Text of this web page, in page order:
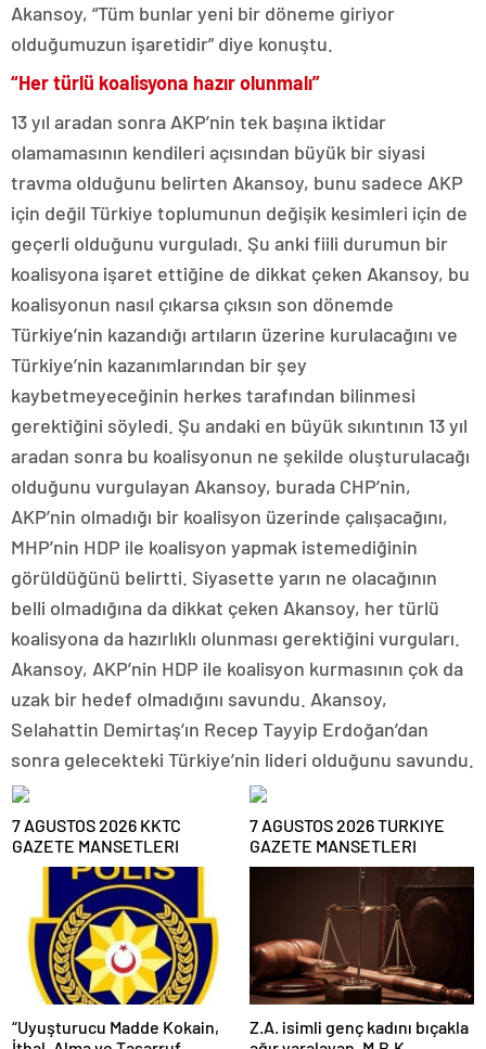
Akansoy, “Tüm bunlar yeni bir döneme giriyor
olduğumuzun işaretidir” diye konuştu.
“Her türlü koalisyona hazır olunmalı”
13 yıl aradan sonra AKP’nin tek başına iktidar
olamamasının kendileri açısından büyük bir siyasi
travma olduğunu belirten Akansoy, bunu sadece AKP
için değil Türkiye toplumunun değişik kesimleri için de
geçerli olduğunu vurguladı. Şu anki fiili durumun bir
koalisyona işaret ettiğine de dikkat çeken Akansoy, bu
koalisyonun nasıl çıkarsa çıksın son dönemde
Türkiye’nin kazandığı artıların üzerine kurulacağını ve
Türkiye’nin kazanımlarından bir şey
kaybetmeyeceğinin herkes tarafından bilinmesi
gerektiğini söyledi. Şu andaki en büyük sıkıntının 13 yıl
aradan sonra bu koalisyonun ne şekilde oluşturulacağı
olduğunu vurgulayan Akansoy, burada CHP’nin,
AKP’nin olmadığı bir koalisyon üzerinde çalışacağını,
MHP’nin HDP ile koalisyon yapmak istemediğinin
görüldüğünü belirtti. Siyasette yarın ne olacağının
belli olmadığına da dikkat çeken Akansoy, her türlü
koalisyona da hazırlıklı olunması gerektiğini vurguları.
Akansoy, AKP’nin HDP ile koalisyon kurmasının çok da
uzak bir hedef olmadığını savundu. Akansoy,
Selahattin Demirtaş’ın Recep Tayyip Erdoğan’dan
sonra gelecekteki Türkiye’nin lideri olduğunu savundu.
7 AGUSTOS 2026 KKTC
GAZETE MANSETLERI
7 AGUSTOS 2026 TURKIYE
GAZETE MANSETLERI
“Uyuşturucu Madde Kokain,
Z.A. isimli genç kadını bıçakla